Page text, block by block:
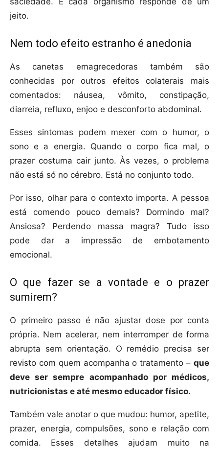
jeito.
Nem todo efeito estranho é anedonia
As canetas emagrecedoras também são
conhecidas por outros efeitos colaterais mais
comentados: náusea, vômito, constipação,
diarreia, refluxo, enjoo e desconforto abdominal.
Esses sintomas podem mexer com o humor, o
sono e a energia. Quando o corpo fica mal, o
prazer costuma cair junto. Às vezes, o problema
não está só no cérebro. Está no conjunto todo.
Por isso, olhar para o contexto importa. A pessoa
está comendo pouco demais? Dormindo mal?
Ansiosa? Perdendo massa magra? Tudo isso
pode dar a impressão de embotamento
emocional.
O que fazer se a vontade e o prazer
sumirem?
O primeiro passo é não ajustar dose por conta
própria. Nem acelerar, nem interromper de forma
abrupta sem orientação. O remédio precisa ser
revisto com quem acompanha o tratamento – que
deve ser sempre acompanhado por médicos,
nutricionistas e até mesmo educador físico.
Também vale anotar o que mudou: humor, apetite,
prazer, energia, compulsões, sono e relação com
comida. Esses detalhes ajudam muito na